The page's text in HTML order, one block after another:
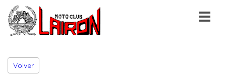
Volver